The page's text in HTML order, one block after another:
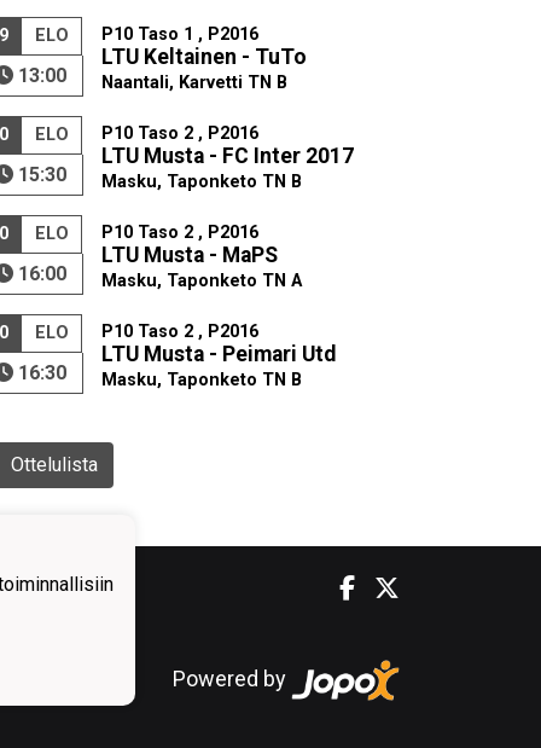
ELO
13:00
P10 Taso 1 , P2016
LTU Keltainen - TuTo
Naantali, Karvetti TN B
ELO
15:30
P10 Taso 2 , P2016
LTU Musta - FC Inter 2017
Masku, Taponketo TN B
ELO
16:00
P10 Taso 2 , P2016
LTU Musta - MaPS
Masku, Taponketo TN A
ELO
16:30
P10 Taso 2 , P2016
LTU Musta - Peimari Utd
Masku, Taponketo TN B
Ottelulista
Powered by